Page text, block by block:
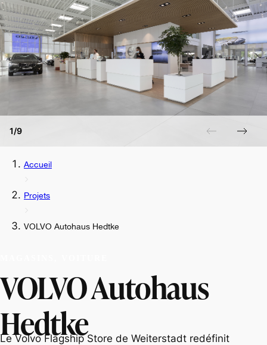
Accueil
Projets
VOLVO Autohaus Hedtke
VOLVO Autohaus
Hedtke
Le Volvo Flagship Store de Weiterstadt redéfinit
1/9